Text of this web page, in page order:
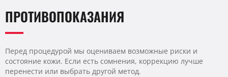
ПРОТИВОПОКАЗАНИЯ
Перед процедурой мы оцениваем возможные риски и
состояние кожи. Если есть сомнения, коррекцию лучше
перенести или выбрать другой метод.